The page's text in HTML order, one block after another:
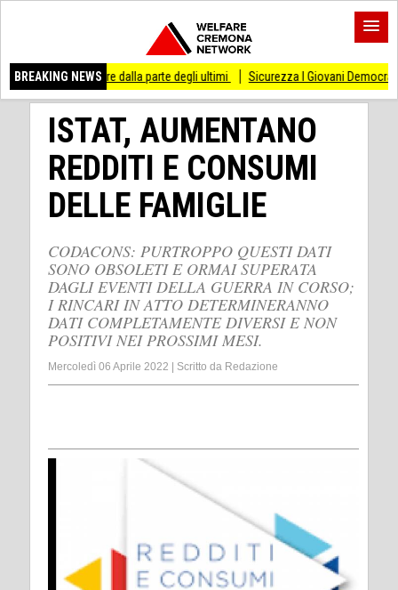
BREAKING NEWS
di stare dalla parte degli ultimi Sicurezza I Giovani Democratici
ISTAT, AUMENTANO
REDDITI E CONSUMI
DELLE FAMIGLIE
CODACONS: PURTROPPO QUESTI DATI
SONO OBSOLETI E ORMAI SUPERATA
DAGLI EVENTI DELLA GUERRA IN CORSO;
I RINCARI IN ATTO DETERMINERANNO
DATI COMPLETAMENTE DIVERSI E NON
POSITIVI NEI PROSSIMI MESI.
Mercoledì 06 Aprile 2022 Scritto da Redazione